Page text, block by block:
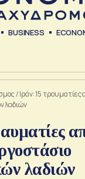
BUSINESS
/Ιράν: 15
λαδιών
λαδιών